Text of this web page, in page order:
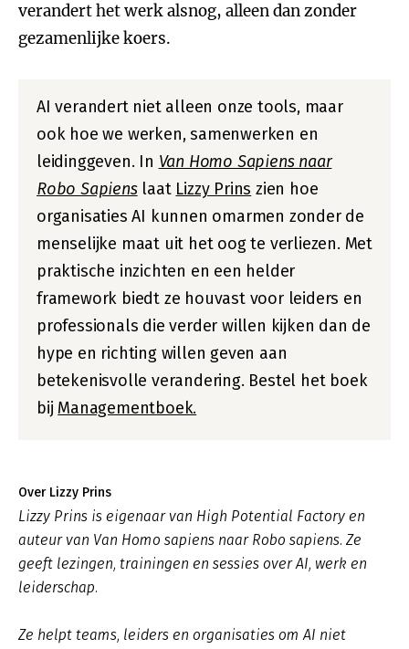
verandert het werk alsnog, alleen dan zonder
gezamenlijke koers.
AI verandert niet alleen onze tools, maar
ook hoe we werken, samenwerken en
leidinggeven. In Van Homo Sapiens naar
Robo Sapienslaat Lizzy Prins zien hoe
organisaties AI kunnen omarmen zonder de
menselijke maat uit het oog te verliezen. Met
praktische inzichten en een helder
framework biedt ze houvast voor leiders en
professionals die verder willen kijken dan de
hype en richting willen geven aan
betekenisvolle verandering. Bestel het boek
bij Managementboek.
Over Lizzy Prins
Lizzy Prins is eigenaar van High Potential Factory en
auteur van Van Homo sapiens naar Robo sapiens. Ze
geeft lezingen, trainingen en sessies over AI, werk en
leiderschap.
Ze helpt teams, leiders en organisaties om AI niet